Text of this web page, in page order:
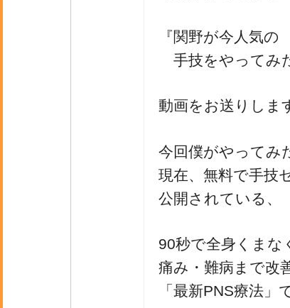
『関野が今人気の
手技をやってみ
動画をお送りしま
今回僕がやってみ
現在、無料で手技
公開されている、
90秒で全身くまな
痛み・難病まで改
「最新PNS療法」